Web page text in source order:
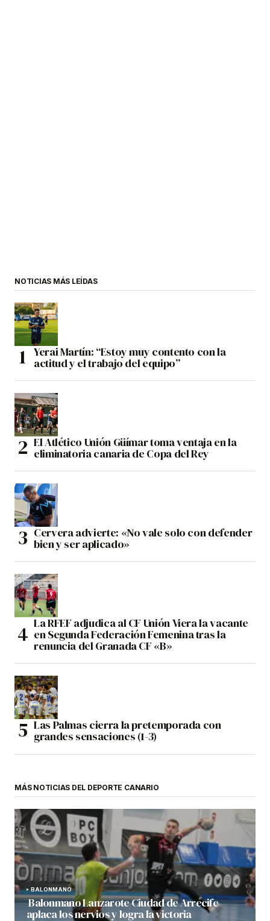
NOTICIAS MÁS LEÍDAS
Yerai Martín: “Estoy muy contento con la
actitud y el trabajo del equipo”
El Atlético Unión Güímar toma ventaja en la
eliminatoria canaria de Copa del Rey
Cervera advierte: «No vale solo con defender
bien y ser aplicado»
La RFEF adjudica al CF Unión Viera la vacante
en Segunda Federación Femenina tras la
renuncia del Granada CF «B»
Las Palmas cierra la pretemporada con
grandes sensaciones (1-3)
MÁS NOTICIAS DEL DEPORTE CANARIO
BALONMANO
Balonmano Lanzarote Ciudad de Arrecife
aplaca los nervios y logra la victoria